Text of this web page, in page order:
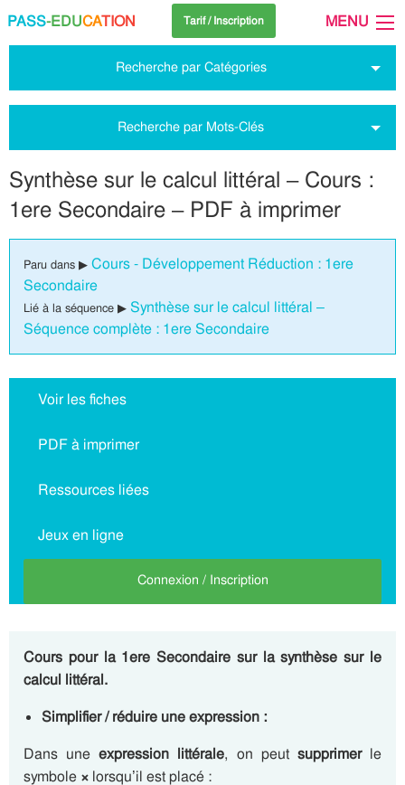
PASS-EDUCATION Tarif / Inscription MENU
Recherche par Catégories
Recherche par Mots-Clés
Synthèse sur le calcul littéral – Cours :
1ere Secondaire – PDF à imprimer
Paru dans ▶ Cours - Développement Réduction : 1ere
Secondaire
Lié à la séquence ▶ Synthèse sur le calcul littéral –
Séquence complète : 1ere Secondaire
Voir les fiches
PDF à imprimer
Ressources liées
Jeux en ligne
Connexion / Inscription
Cours pour la 1ere Secondaire sur la synthèse sur le
calcul littéral.
Simplifier / réduire une expression :
Dans uneexpression littérale, on peut supprimerle
symbole × lorsqu’il est placé :